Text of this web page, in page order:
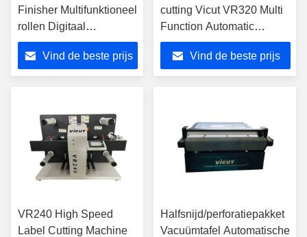
Finisher Multifunktioneel
rollen Digitaal
etiketteringspapier
snijmachine
Vind de beste prijs
cutting Vicut VR320 Multi
Function Automatic
Machine met slitter
Vind de beste prijs
VR240 High Speed
Label Cutting Machine
Halfsnijd/perforatiepakket
Vacuümtafel Automatische